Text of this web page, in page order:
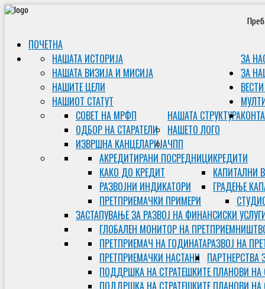
ПОЧЕТНА
ЗА
НАШАТА ИСТОРИЈА
НАШАТА ВИЗИЈА И МИСИЈА
НАШИТЕ ЦЕЛИ
НАШИОТ СТАТУТ
НАШАТА СТРУКТУРА
СОВЕТ НА МРФП
ОДБОР НА СТАРАТЕЛИ
ИЗВРШНА КАНЦЕЛАРИЈА
НАШЕТО ЛОГО
ЧПП
ЗА
КРЕДИТИ
АКРЕДИТИРАНИ ПОСРЕДНИЦИ
КАКО ДО КРЕДИТ
РАЗВОЈНИ ИНДИКАТОРИ
ПРЕТПРИЕМАЧКИ ПРИМЕРИ
КАПИТАЛНИ
ГРАДЕЊЕ
ЗАСТАПУВАЊЕ ЗА РАЗВОЈ НА ФИНАНСИСКИ
ГЛОБАЛЕН МОНИТОР НА
РАЗВОЈ НА
ПРЕТПРИЕМАЧ НА ГОДИНАТА
ПРЕТПРИЕМАЧКИ НАСТАНИ ПАРТНЕРСТВА
ПОДДРШКА НА СТРАТЕШКИТЕ ПЛАНОВИ НА
ПОДДРШКА НА СТРАТЕШКИТЕ ПЛАНОВИ НА